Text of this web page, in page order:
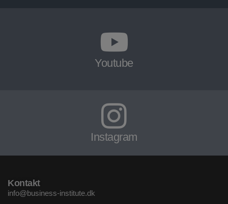
Youtube
Instagram
Kontakt
info@business-institute.dk